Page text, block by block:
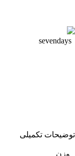
توضیحات تکمیلی
وزن